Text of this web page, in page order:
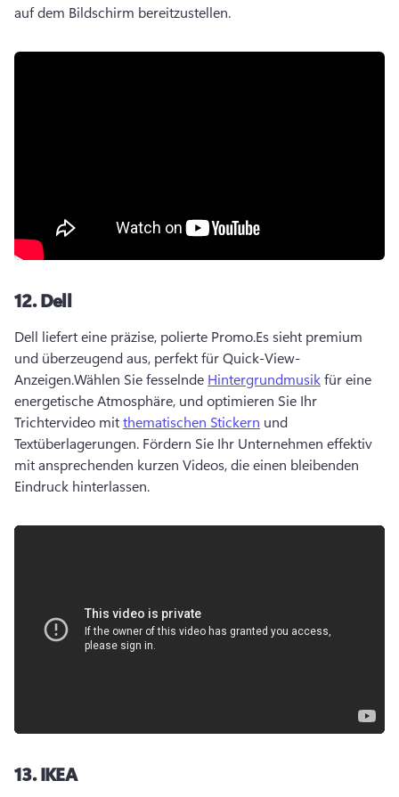
auf dem Bildschirm bereitzustellen.
12.Dell
Dell liefert eine präzise, polierte Promo.Es sieht premium
und überzeugend aus, perfekt für Quick-View-
Anzeigen.Wählen Sie fesselnde Hintergrundmusik für eine
energetische Atmosphäre, und optimieren Sie Ihr
Trichtervideo mit thematischen Stickern und
Textüberlagerungen. Fördern Sie Ihr Unternehmen effektiv
mit ansprechenden kurzen Videos, die einen bleibenden
Eindruck hinterlassen.
13.IKEA